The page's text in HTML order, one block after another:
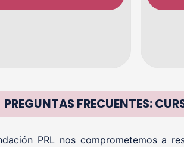
PREGUNTAS FRECUENTES:
PRL nos comprometemos a